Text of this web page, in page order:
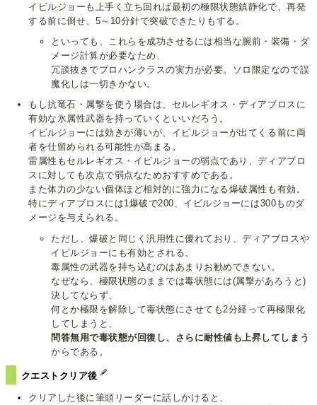
イビルジョーも上手く立ち回れば最初の極限状態鎮静化で、再発
する前に倒せ、5～10分針で突破できたりもする。
といっても、これらを成功させるには相当な腕前・装備・ダ
メージ計算が必要なため、
冗談抜きでプロハンクラスの実力が必要。ソロ限定なので誤
魔化しは一切きかない。
もし抗竜石・属撃を使う場合は、セルレギオス・ディアブロスに
有効な氷属性武器を持っていくといいだろう。
イビルジョーには効きが薄いが、イビルジョーが出てくる前に両
者を仕留められる可能性が高まる。
雷属性もセルレギオス・イビルジョーの弱点であり、ディアブロ
スに対しても次点で弱点なためおすすめである。
また体力の少ない個体ほど相対的に強力になる爆破属性も有効。
特にディアブロスには1爆破で200、イビルジョーには300ものダ
メージを与えられる。
ただし、爆破と同じく汎用性に優れており、ディアブロスや
イビルジョーにも有効とされる、
毒属性の武器を持ち込むのはあまりお勧めできない。
なぜなら、極限状態のままでは毒状態には(属撃があろうと)
決してならず、
何とか極限を解除して毒状態にさせても2分経って再極限化
してしまうと、
問答無用で毒状態が回復し、さらに耐性値も上昇してしまう
からである。
クエストクリア後
クリアした後に筆頭リーダーに話しかけると、